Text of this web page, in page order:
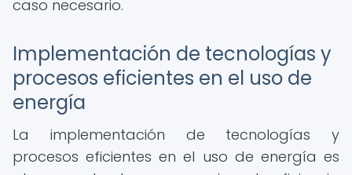
caso necesario.
Implementación de tecnologías y
procesos eficientes en el uso de
energía
La implementación de tecnologías y
procesos eficientes en el uso de energía es